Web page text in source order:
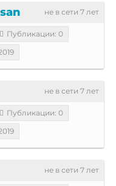
не в сети 7 лет
Публикации: 0
не в сети 7 лет
Публикации: 0
не в сети 7 лет